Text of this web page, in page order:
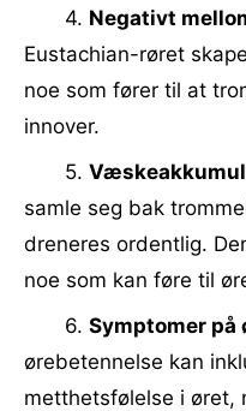
4. Negativt
Eustachian-røret
noe som fører til at
innover.
5.
samle seg bak
dreneres ordentlig.
noe som kan føre til
6. Symptomer på
ørebetennelse kan
metthetsfølelse i øret,